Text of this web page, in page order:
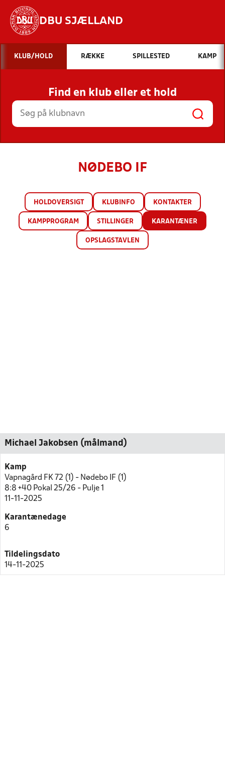
DBU SJÆLLAND
Hvad vil du søge efter?
INDHOLD OG NYHEDER
STILLINGER, RESULTATER, KLUBBER OG
HOLD
KLUB/HOLD RÆKKE SPILLESTED KAMP
Find en klub eller et hold
NØDEBO IF
HOLDOVERSIGT KLUBINFO KONTAKTER
KAMPPROGRAM STILLINGER KARANTÆNER
OPSLAGSTAVLEN
Michael Jakobsen (målmand)
Kamp
Vapnagård FK 72 (1) - Nødebo IF (1)
8:8 +40 Pokal 25/26 - Pulje 1
11-11-2025
Karantænedage
6
Tildelingsdato
14-11-2025